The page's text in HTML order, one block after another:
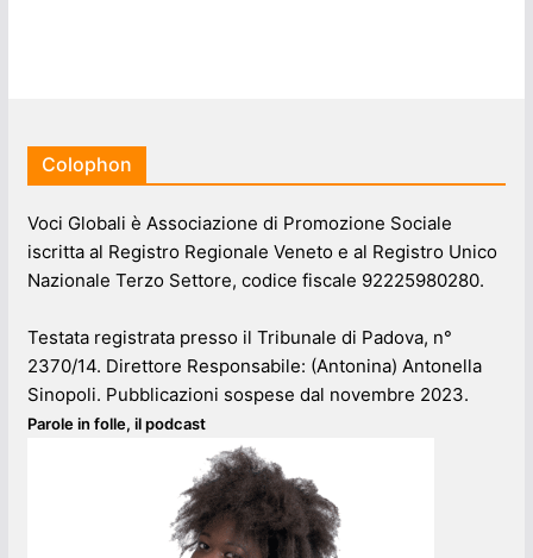
Colophon
Voci Globali è Associazione di Promozione Sociale
iscritta al Registro Regionale Veneto e al Registro Unico
Nazionale Terzo Settore, codice fiscale 92225980280.
Testata registrata presso il Tribunale di Padova, n°
2370/14. Direttore Responsabile: (Antonina) Antonella
Sinopoli. Pubblicazioni sospese dal novembre 2023.
Parole in folle, il podcast